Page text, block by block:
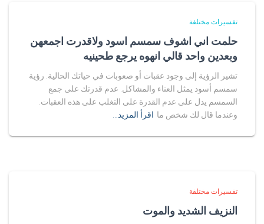
تفسيرات مختلفة
حلمت اني اشوف سمسم اسود ولاقدرت اجمعهن
وبعدين واحد قالي انهوه يرجع طحينيه
تشير الرؤية إلى وجود عقبات أو صعوبات في حياتك الحالية. رؤية
سمسم أسود يمثل العناء والمشاكل. عدم قدرتك على جمع
السمسم يدل على عدم القدرة على التغلب على هذه العقبات.
وعندما قال لك شخص ما اقرأ المزيد…
تفسيرات مختلفة
النزيف الشديد والموت